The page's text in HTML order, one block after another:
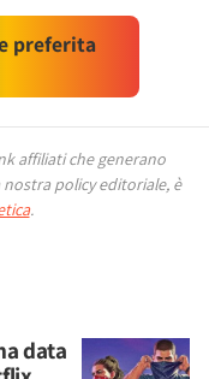
preferita
affiliati che generano
policy editoriale, è
.
data